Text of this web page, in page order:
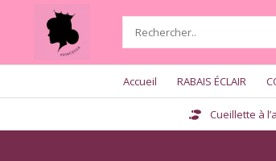
Accueil RABAIS ÉCLAIR
Cueillette à